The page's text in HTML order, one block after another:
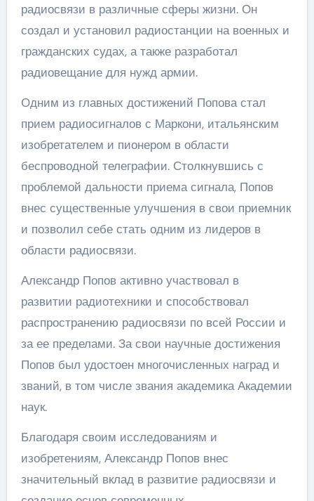
радиосвязи в различные сферы жизни. Он
создал и установил радиостанции на военных и
гражданских судах, а также разработал
радиовещание для нужд армии.
Одним из главных достижений Попова стал
прием радиосигналов с Маркони, итальянским
изобретателем и пионером в области
беспроводной телеграфии. Столкнувшись с
проблемой дальности приема сигнала, Попов
внес существенные улучшения в свои приемник
и позволил себе стать одним из лидеров в
области радиосвязи.
Александр Попов активно участвовал в
развитии радиотехники и способствовал
распространению радиосвязи по всей России и
за ее пределами. За свои научные достижения
Попов был удостоен многочисленных наград и
званий, в том числе звания академика Академии
наук.
Благодаря своим исследованиям и
изобретениям, Александр Попов внес
значительный вклад в развитие радиосвязи и